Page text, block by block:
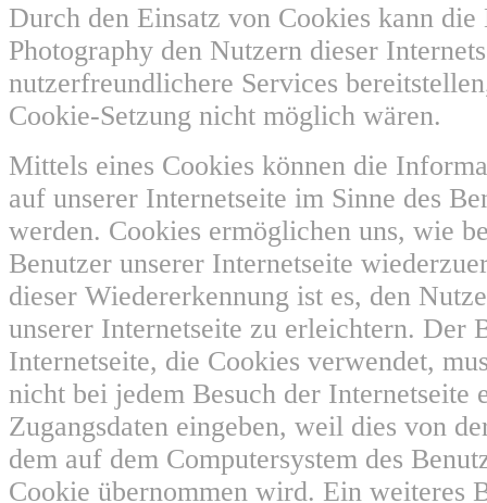
Durch den Einsatz von Cookies kann
Photography den Nutzern dieser
nutzerfreundlichere Services
Cookie-Setzung nicht möglich wären.
Mittels eines Cookies können die
auf unserer Internetseite im Sinne des
werden. Cookies ermöglichen uns, wie
Benutzer unserer Internetseite
dieser Wiedererkennung ist es, den
unserer Internetseite zu erleichtern. Der
Internetseite, die Cookies verwendet,
nicht bei jedem Besuch der Internetseite
Zugangsdaten eingeben, weil dies von
dem auf dem Computersystem des
Cookie übernommen wird. Ein weiteres